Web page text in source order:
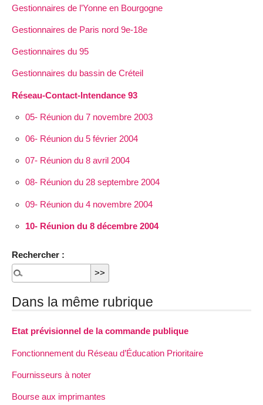
Gestionnaires de l’Yonne en Bourgogne
Gestionnaires de Paris nord 9e-18e
Gestionnaires du 95
Gestionnaires du bassin de Créteil
Réseau-Contact-Intendance 93
05- Réunion du 7 novembre 2003
06- Réunion du 5 février 2004
07- Réunion du 8 avril 2004
08- Réunion du 28 septembre 2004
09- Réunion du 4 novembre 2004
10- Réunion du 8 décembre 2004
Rechercher :
Dans la même rubrique
Etat prévisionnel de la commande publique
Fonctionnement du Réseau d’Éducation Prioritaire
Fournisseurs à noter
Bourse aux imprimantes